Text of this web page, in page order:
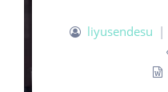
liyusendesu |